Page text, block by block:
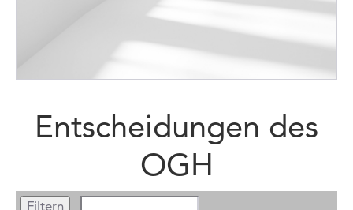
Entscheidungen des
OGH